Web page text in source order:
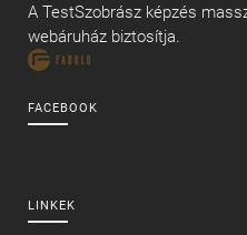
A TestSzobrász képzés
webáruház biztosítja.
FACEBOOK
LINKEK